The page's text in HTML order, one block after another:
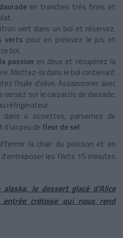
en tranches très fines et
vert dans un bol et réservez.
verts pour en prélevez le jus et
bol.
passion en deux et récupérez la
Mettez-la dans le bol contenant
l’huile d’olive. Assaisonner avec
versez sur le carpaccio de daurade.
réfrigérateur.
dans 4 assiettes, parsemez de
d’un peu de fleur de sel.
la chair du poisson et en
les filets 15 minutes
alaska, le dessert glacé d’Alice
crétoise qui nous rend